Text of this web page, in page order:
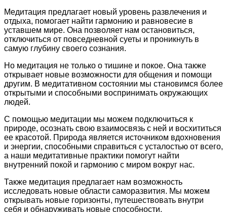
Медитация предлагает новый уровень развлечения и
отдыха, помогает найти гармонию и равновесие в
уставшем мире. Она позволяет нам остановиться,
отключиться от повседневной суеты и проникнуть в
самую глубину своего сознания.
Но медитация не только о тишине и покое. Она также
открывает новые возможности для общения и помощи
другим. В медитативном состоянии мы становимся более
открытыми и способными воспринимать окружающих
людей.
С помощью медитации мы можем подключиться к
природе, осознать свою взаимосвязь с ней и восхититься
ее красотой. Природа является источником вдохновения
и энергии, способными справиться с усталостью от всего,
а наши медитативные практики помогут найти
внутренний покой и гармонию с миром вокруг нас.
Также медитация предлагает нам возможность
исследовать новые области саморазвития. Мы можем
открывать новые горизонты, путешествовать внутри
себя и обнаруживать новые способности.